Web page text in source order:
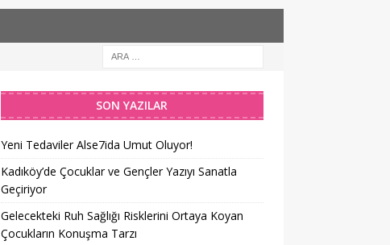
SON YAZILAR
Yeni Tedaviler Alse7ida Umut Oluyor!
Kadıköy’de Çocuklar ve Gençler Yazıyı Sanatla
Geçiriyor
Gelecekteki Ruh Sağlığı Risklerini Ortaya Koyan
Çocukların Konuşma Tarzı